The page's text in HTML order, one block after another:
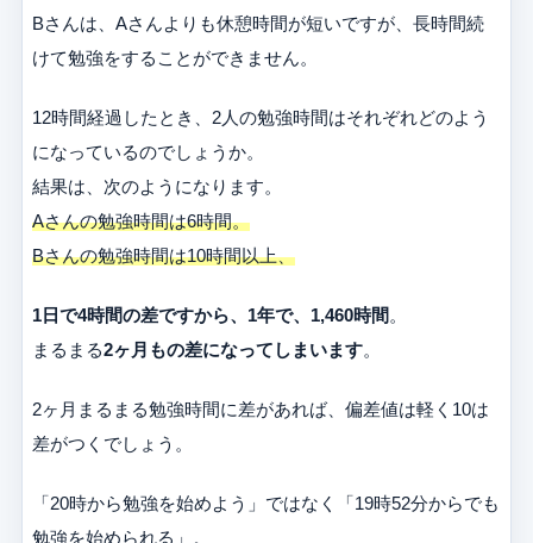
Bさんは、Aさんよりも休憩時間が短いですが、長時間続
けて勉強をすることができません。
12時間経過したとき、2人の勉強時間はそれぞれどのよう
になっているのでしょうか。
結果は、次のようになります。
Aさんの勉強時間は6時間。
Bさんの勉強時間は10時間以上、
1日で4時間の差ですから、1年で、1,460時間 。
まるまる2ヶ月もの差になってしまいます。
2ヶ月まるまる勉強時間に差があれば、偏差値は軽く10は
差がつくでしょう。
「20時から勉強を始めよう」ではなく「19時52分からでも
勉強を始められる」。